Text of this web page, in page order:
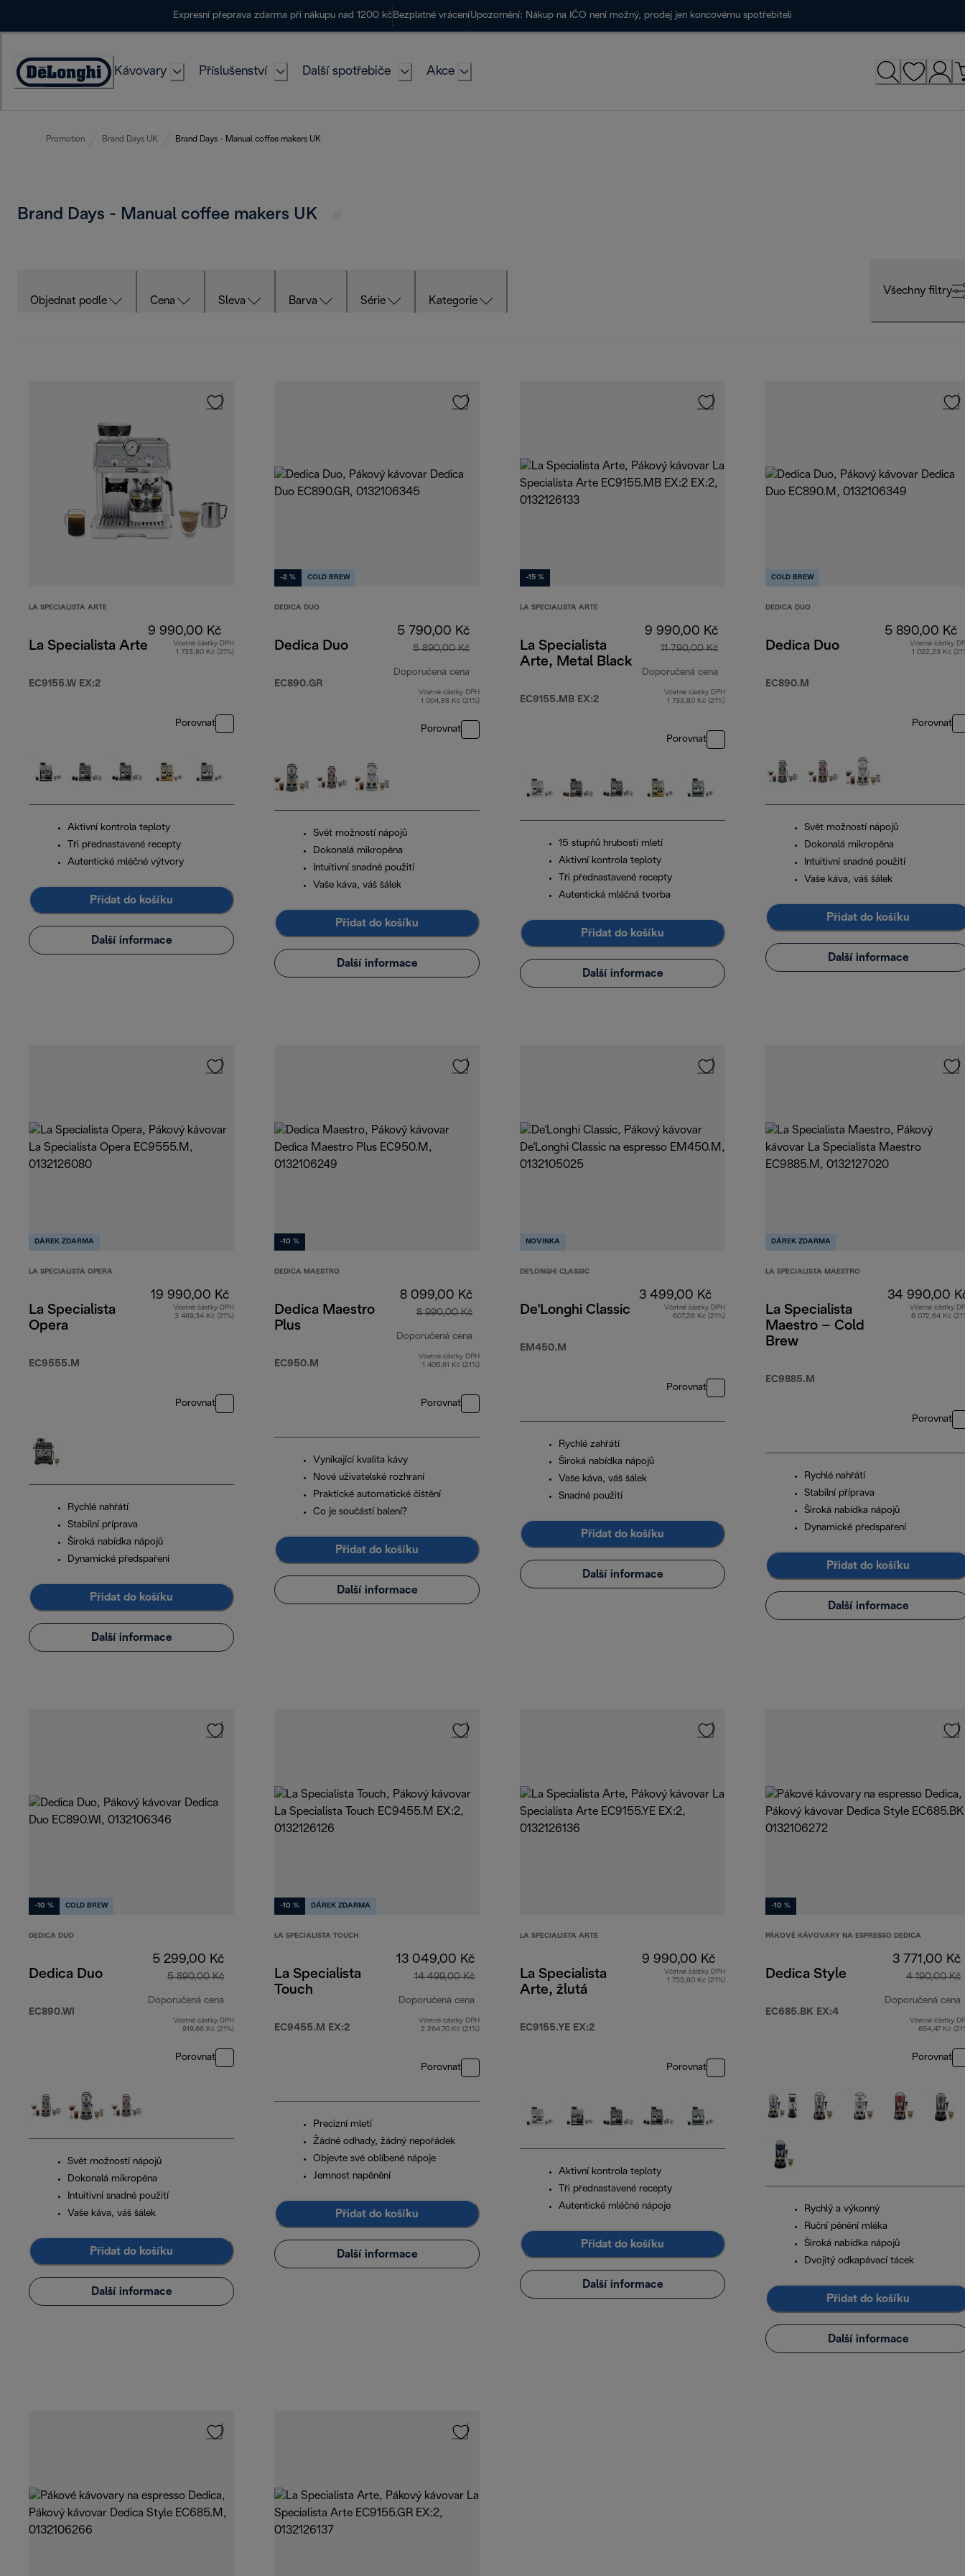
Expresní přeprava zdarma při nákupu nad 1200 kč Bezplatné vráceníUpozornění: Nákup na IČO není možný, prodej jen koncovému spotřebiteli
Accessibility
Kávovary Příslušenství Další spotřebiče Akce
Promotion Brand Days UK Brand Days - Manual coffee makers UK
Brand Days - Manual coffee makers UK
Objednat podle Cena Sleva Barva Série Kategorie
Všechny filtry
LA SPECIALISTA ARTE
La Specialista Arte
EC9155.W EX:2
9 990,00 Kč
Včetně částky DPH
1 733,80 Kč (21%)
Porovnat
Aktivní kontrola teploty
Tři přednastavené recepty
Autentické mléčné výtvory
Přidat do košíku
Další informace
-2 % COLD BREW
DEDICA DUO
Dedica Duo
EC890.GR
5 790,00 Kč
5 890,00 Kč
Doporučená cena
původní cena 5 890,00 Kč
Včetně částky DPH
1 004,88 Kč (21%)
Porovnat
Svět možností nápojů
Dokonalá mikropěna
Intuitivní snadné použití
Vaše káva, váš šálek
Přidat do košíku
Další informace
-15 %
LA SPECIALISTA ARTE
La Specialista
Arte, Metal Black
EC9155.MB EX:2
9 990,00 Kč
11 790,00 Kč
Doporučená cena
původní cena 11 790,00 Kč
Včetně částky DPH
1 733,80 Kč (21%)
Porovnat
15 stupňů hrubosti mletí
Aktivní kontrola teploty
Tři přednastavené recepty
Autentická mléčná tvorba
Přidat do košíku
Další informace
COLD BREW
DEDICA DUO
Dedica Duo
EC890.M
5 890,00 Kč
Včetně částky
1 022,23 Kč
Porovnat
Svět možností nápojů
Dokonalá mikropěna
Intuitivní snadné použití
Vaše káva, váš šálek
Přidat do košíku
Další informace
DÁREK ZDARMA
LA SPECIALISTA OPERA
La Specialista
Opera
EC9555.M
19 990,00 Kč
Včetně částky DPH
3 469,34 Kč (21%)
Porovnat
Rychlé nahřátí
Stabilní příprava
Široká nabídka nápojů
Dynamické předspaření
Přidat do košíku
Další informace
-10 %
DEDICA MAESTRO
Dedica Maestro
Plus
EC950.M
8 099,00 Kč
8 990,00 Kč
Doporučená cena
původní cena 8 990,00 Kč
Včetně částky DPH
1 405,61 Kč (21%)
Porovnat
Vynikající kvalita kávy
Nové uživatelské rozhraní
Praktické automatické čištění
Co je součástí balení?
Přidat do košíku
Další informace
NOVINKA
DE'LONGHI CLASSIC
De'Longhi Classic
EM450.M
3 499,00 Kč
Včetně částky DPH
607,26 Kč (21%)
Porovnat
Rychlé zahřátí
Široká nabídka nápojů
Vaše káva, váš šálek
Snadné použití
Přidat do košíku
Další informace
DÁREK ZDARMA
LA SPECIALISTA MAESTRO
La Specialista
Maestro – Cold
Brew
EC9885.M
34 990,00
Včetně částky
6 072,64 Kč
Porovnat
Rychlé nahřátí
Stabilní příprava
Široká nabídka nápojů
Dynamické předspaření
Přidat do košíku
Další informace
-10 % COLD BREW
DEDICA DUO
Dedica Duo
EC890.WI
5 299,00 Kč
5 890,00 Kč
Doporučená cena
původní cena 5 890,00 Kč
Včetně částky DPH
919,66 Kč (21%)
Porovnat
Svět možností nápojů
Dokonalá mikropěna
Intuitivní snadné použití
Vaše káva, váš šálek
Přidat do košíku
Další informace
-10 % DÁREK ZDARMA
LA SPECIALISTA TOUCH
La Specialista
Touch
EC9455.M EX:2
13 049,00 Kč
14 499,00 Kč
Doporučená cena
původní cena 14 499,00 Kč
Včetně částky DPH
2 264,70 Kč (21%)
Porovnat
Precizní mletí
Žádné odhady, žádný nepořádek
Objevte své oblíbené nápoje
Jemnost napěnění
Přidat do košíku
Další informace
LA SPECIALISTA ARTE
La Specialista
Arte, žlutá
EC9155.YE EX:2
9 990,00 Kč
Včetně částky DPH
1 733,80 Kč (21%)
Porovnat
Aktivní kontrola teploty
Tři přednastavené recepty
Autentické mléčné nápoje
Přidat do košíku
Další informace
-10 %
PÁKOVÉ KÁVOVARY NA ESPRESSO DEDICA
Dedica Style
EC685.BK EX:4
3 771,00 Kč
4 190,00 Kč
Doporučená cena
Včetně částky
654,47 Kč
Porovnat
Rychlý a výkonný
Ruční pěnění mléka
Široká nabídka nápojů
Dvojitý odkapávací tácek
Přidat do košíku
Další informace